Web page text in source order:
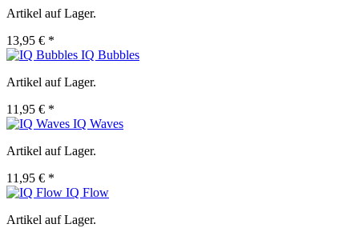
Artikel auf Lager.
13,95 € *
IQ Bubbles
Artikel auf Lager.
11,95 € *
IQ Waves
Artikel auf Lager.
11,95 € *
IQ Flow
Artikel auf Lager.